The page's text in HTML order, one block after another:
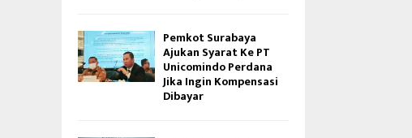
Pemkot Surabaya
Ajukan Syarat Ke PT
Unicomindo Perdana
Jika Ingin Kompensasi
Dibayar